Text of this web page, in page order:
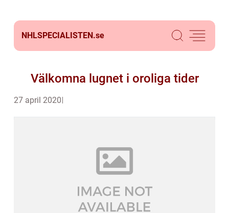
NHLSPECIALISTEN.se
Välkomna lugnet i oroliga tider
27 april 2020